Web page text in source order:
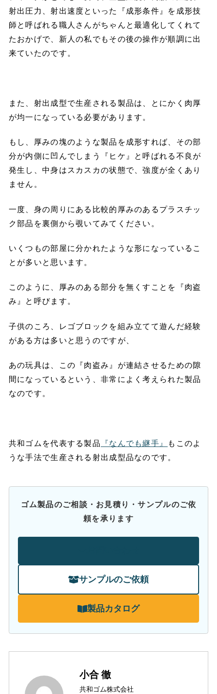
射出圧力、射出速度といった『成形条件』を成形技
師と呼ばれる職人さんがちゃんと最適化してくれて
たおかげで、新人の私でもその後の操作が順調に出
来ていたのです。
また、射出成型で生産される製品は、とにかく肉厚
が均一になっている必要があります。
もし、厚みの塊のような製品を成形すれば、その部
分が内側に凹んでしまう『ヒケ』と呼ばれる不良が
発生し、中身はスカスカの状態で、強度が全くあり
ません。
一度、身の周りにある比較的厚みのあるプラスチッ
ク部品を裏側から覗いてみてください。
いくつもの部屋に分かれたような形になっているこ
とが多いと思います。
このように、厚みのある部分を無くすことを『肉盗
み』と呼びます。
子供のころ、レゴブロックを組み立てて遊んだ経験
がある方は多いと思うのですが、
あの玩具は、この『肉盗み』が連結させるための隙
間になっているという、非常によく考えられた製品
なのです。
共和ゴムを代表する製品 『なんでも継手』
もこのよ
うな手法で生産される射出成型品なのです。
ゴム製品のご相談・お見積り・サンプルのご依
頼を承ります
サンプルのご依頼
製品カタログ
小合 徹
共和ゴム株式会社